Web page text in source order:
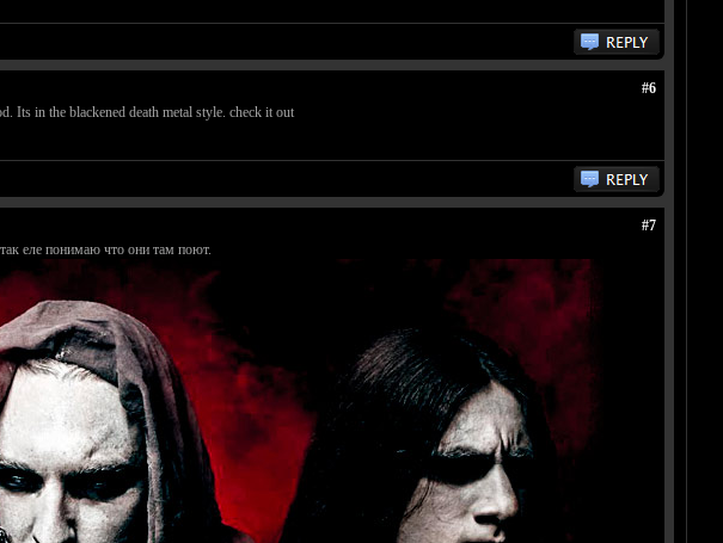
#6
Its in the blackened death metal style. check it out
#7
еле понимаю что они там поют.